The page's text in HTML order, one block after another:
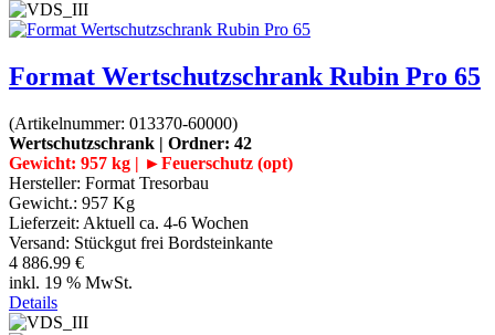
Format Wertschutzschrank Rubin Pro 65
(Artikelnummer: 013370-60000)
Wertschutzschrank | Ordner: 42
Gewicht: 957 kg | ►Feuerschutz (opt)
Hersteller: Format Tresorbau
Gewicht.: 957 Kg
Lieferzeit: Aktuell ca. 4-6 Wochen
Versand: Stückgut frei Bordsteinkante
4 886.99 €
inkl. 19 % MwSt.
Details